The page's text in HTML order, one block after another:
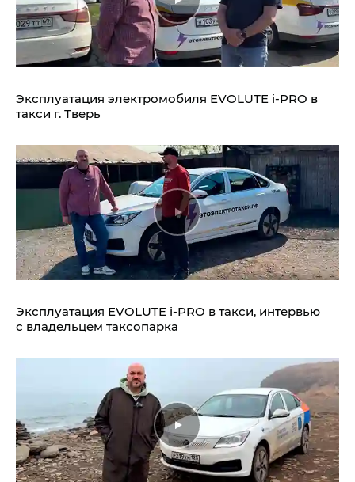
Эксплуатация электромобиля EVOLUTE i‑PRO в
такси г. Тверь
Эксплуатация EVOLUTE i‑PRO в такси, интервью
с владельцем таксопарка